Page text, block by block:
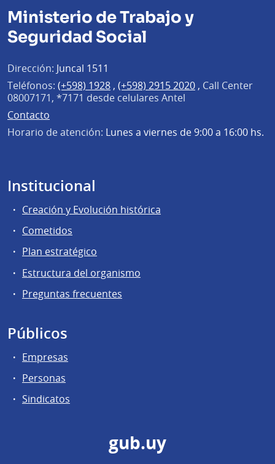
Ministerio de Trabajo y
Seguridad Social
Dirección: Juncal 1511
Teléfonos: (+598) 1928 , (+598) 2915 2020 , Call Center
08007171, *7171 desde celulares Antel
Contacto
Horario de atención: Lunes a viernes de 9:00 a 16:00 hs.
Institucional
Creación y Evolución histórica
Cometidos
Plan estratégico
Estructura del organismo
Preguntas frecuentes
Públicos
Empresas
Personas
Sindicatos
gub.uy